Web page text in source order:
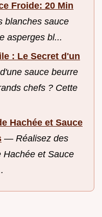
Froide: 20 Min
blanches sauce
asperges bl...
: Le Secret d'un
sauce beurre
chefs ? Cette
Hachée et Sauce
— Réalisez des
Hachée et Sauce